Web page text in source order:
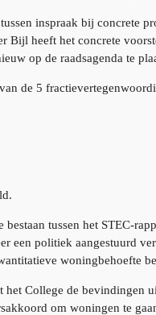
inspraak bij concrete
Bijl heeft het concrete
op de raadsagenda te
de 5
tussen het STEC-
een politiek aangestuurd
woningbehoefte
College de bevindingen
om woningen te